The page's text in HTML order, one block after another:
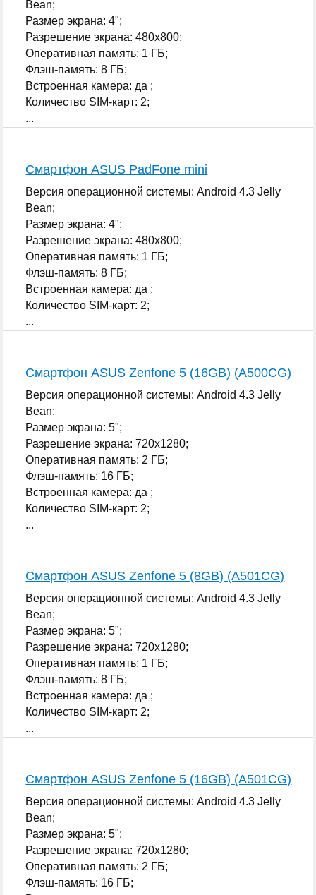
Bean;
Размер экрана: 4";
Разрешение экрана: 480x800;
Оперативная память: 1 ГБ;
Флэш-память: 8 ГБ;
Встроенная камера: да ;
Количество SIM-карт: 2;
...
Смартфон ASUS PadFone mini
Версия операционной системы: Android 4.3 Jelly
Bean;
Размер экрана: 4";
Разрешение экрана: 480x800;
Оперативная память: 1 ГБ;
Флэш-память: 8 ГБ;
Встроенная камера: да ;
Количество SIM-карт: 2;
...
Смартфон ASUS Zenfone 5 (16GB) (A500CG)
Версия операционной системы: Android 4.3 Jelly
Bean;
Размер экрана: 5";
Разрешение экрана: 720x1280;
Оперативная память: 2 ГБ;
Флэш-память: 16 ГБ;
Встроенная камера: да ;
Количество SIM-карт: 2;
...
Смартфон ASUS Zenfone 5 (8GB) (A501CG)
Версия операционной системы: Android 4.3 Jelly
Bean;
Размер экрана: 5";
Разрешение экрана: 720x1280;
Оперативная память: 1 ГБ;
Флэш-память: 8 ГБ;
Встроенная камера: да ;
Количество SIM-карт: 2;
...
Смартфон ASUS Zenfone 5 (16GB) (A501CG)
Версия операционной системы: Android 4.3 Jelly
Bean;
Размер экрана: 5";
Разрешение экрана: 720x1280;
Оперативная память: 2 ГБ;
Флэш-память: 16 ГБ;